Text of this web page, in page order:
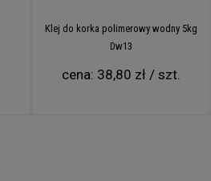
Klej do korka polimerowy wodny 5kg
Dw13
cena: 38,80 zł / szt.